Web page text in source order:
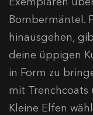
Bombermäntel.
hinausgehen,
deine üppigen
in Form zu
mit
Kleine Elfen